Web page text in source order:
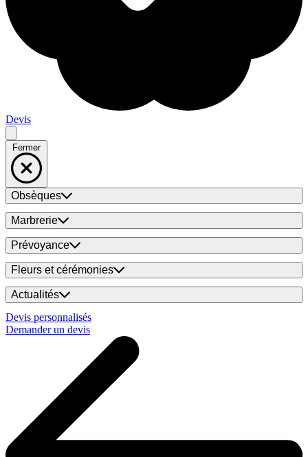
Devis
Fermer
Obsèques
Marbrerie
Prévoyance
Fleurs et cérémonies
Actualités
Devis personnalisés
Demander un devis